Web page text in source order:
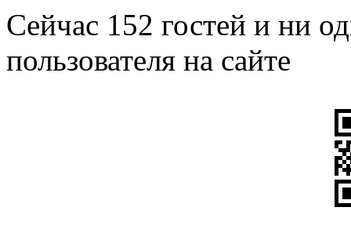
Сейчас 152 гостей и ни
пользователя на сайте